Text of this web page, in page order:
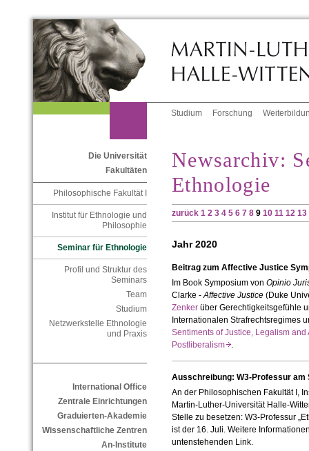
Studium Forschung
Die Universität
Fakultäten
Philosophische Fakultät I
Institut für Ethnologie und
Philosophie
Seminar für Ethnologie
Profil und Struktur des
Seminars
Team
Studium
Netzwerkstelle Ethnologie
und Praxis
International Office
Zentrale Einrichtungen
Graduierten-Akademie
Wissenschaftliche Zentren
An-Institute
Newsarchiv:
Ethnologie
zurück 1 2 3 4 5 6 7 89 10 11 12 13
Jahr 2020
Beitrag zum Affective Justice
Im Book Symposium von Opinio
Clarke -Affective Justice(Duke
Zenkerüber Gerechtigkeitsgefühle
Internationalen Strafrechtsregimes
Sentiments of Justice, Legalism
Postliberalism.
Ausschreibung: W3-Professur am
An der Philosophischen Fakultät I,
Martin-Luther-Universität Halle-
Stelle zu besetzen: W3-Professur
ist der 16. Juli. Weitere
untenstehenden Link.